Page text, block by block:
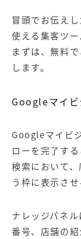
冒頭でお伝え
使える集客ツー
まずは、無料
します。
Googleマイビ
Googleマイビ
ローを完了す
検索において
う枠に表示させ
ナレッジパネ
番号、店舗の